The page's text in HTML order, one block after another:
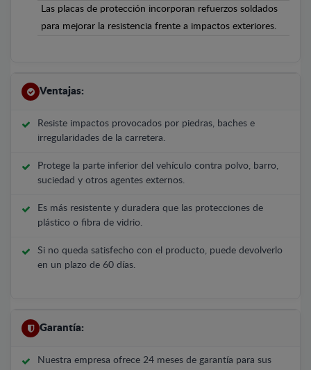
Las placas de protección incorporan refuerzos soldados
para mejorar la resistencia frente a impactos exteriores.
Ventajas:
Resiste impactos provocados por piedras, baches e
irregularidades de la carretera.
Protege la parte inferior del vehículo contra polvo, barro,
suciedad y otros agentes externos.
Es más resistente y duradera que las protecciones de
plástico o fibra de vidrio.
Si no queda satisfecho con el producto, puede devolverlo
en un plazo de 60 días.
Garantía:
Nuestra empresa ofrece 24 meses de garantía para sus